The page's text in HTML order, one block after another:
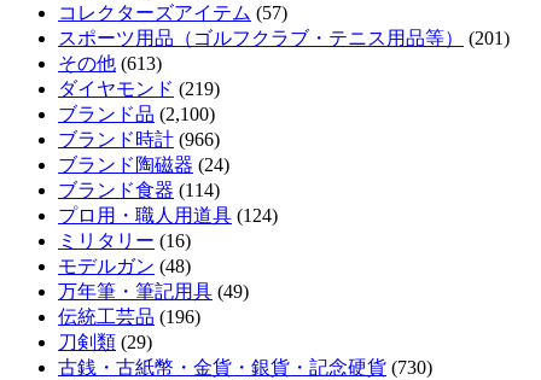
コレクターズアイテム (57)
スポーツ用品（ゴルフクラブ・テニス用品等）
(201)
その他 (613)
ダイヤモンド (219)
ブランド品 (2,100)
ブランド時計 (966)
ブランド陶磁器 (24)
ブランド食器 (114)
プロ用・職人用道具 (124)
ミリタリー (16)
モデルガン (48)
万年筆・筆記用具 (49)
伝統工芸品 (196)
刀剣類 (29)
古銭・古紙幣・金貨・銀貨・記念硬貨 (730)